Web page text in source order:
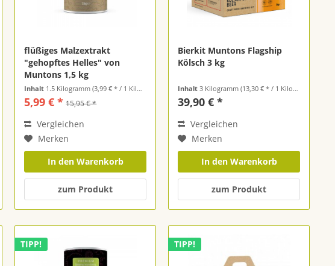
flüßiges Malzextrakt
"gehopftes Helles" von
Muntons 1,5 kg
Inhalt 1.5 Kilogramm(3,99 € * / 1 Kilogramm)
5,99 € * 15,95 € *
Vergleichen
Merken
In den Warenkorb
zum Produkt
Bierkit Muntons Flagship
Kölsch 3 kg
Inhalt3 Kilogramm(13,30 € * / 1 Kilogramm)
39,90 € *
Vergleichen
Merken
In den Warenkorb
zum Produkt
TIPP! TIPP!